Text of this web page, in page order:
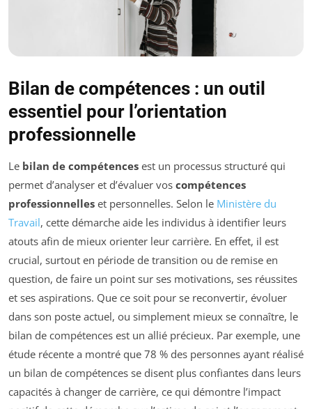
Bilan de compétences : un outil
essentiel pour l’orientation
professionnelle
Le bilan de compétences est un processus structuré qui
permet d’analyser et d’évaluer vos compétences
professionnelles et personnelles. Selon le Ministère du
Travail, cette démarche aide les individus à identifier leurs
atouts afin de mieux orienter leur carrière. En effet, il est
crucial, surtout en période de transition ou de remise en
question, de faire un point sur ses motivations, ses réussites
et ses aspirations. Que ce soit pour se reconvertir, évoluer
dans son poste actuel, ou simplement mieux se connaître, le
bilan de compétences est un allié précieux. Par exemple, une
étude récente a montré que 78 % des personnes ayant réalisé
un bilan de compétences se disent plus confiantes dans leurs
capacités à changer de carrière, ce qui démontre l’impact